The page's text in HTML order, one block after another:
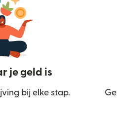
je geld is
bij elke stap.